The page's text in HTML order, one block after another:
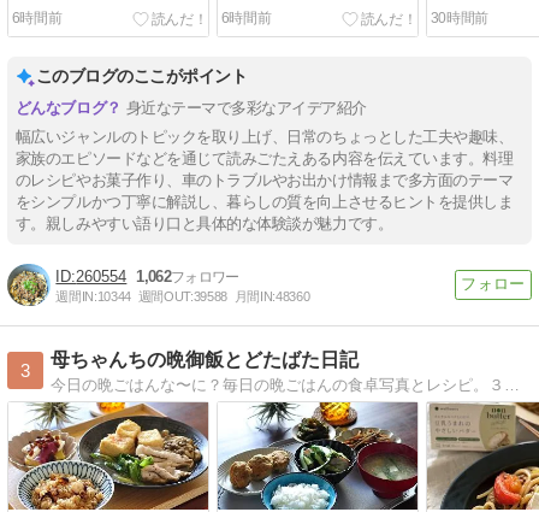
6時間前
6時間前
30時間前
このブログのここがポイント
身近なテーマで多彩なアイデア紹介
幅広いジャンルのトピックを取り上げ、日常のちょっとした工夫や趣味、
家族のエピソードなどを通じて読みごたえある内容を伝えています。料理
のレシピやお菓子作り、車のトラブルやお出かけ情報まで多方面のテーマ
をシンプルかつ丁寧に解説し、暮らしの質を向上させるヒントを提供しま
す。親しみやすい語り口と具体的な体験談が魅力です。
260554 1,062
週間IN:10344 週間OUT:39588 月間IN:48360
3
母ちゃんちの晩御飯とどたばた日記
今日の晩ごはんな〜に？毎日の晩ごはんの食卓写真とレシピ。３兄妹（もうみんな大人ですが全員同居中）＋ラブラドールレトリバーのメイの毎日です。